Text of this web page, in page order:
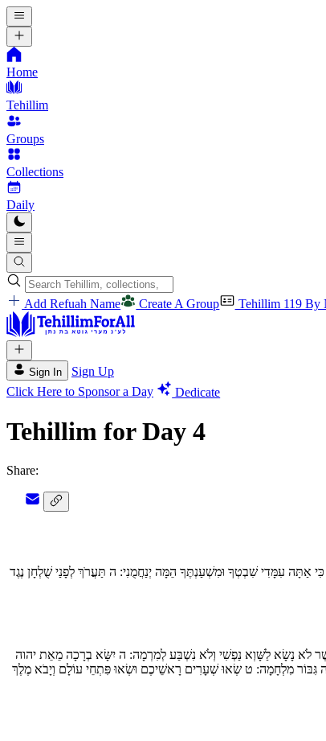
Home
Tehillim
Groups
Collections
Daily
Add Refuah Name Create A Group Tehillim 119 By
Sign In
Sign Up
Click Here to Sponsor a Day
Dedicate
Tehillim for Day 4
Share:
אַתָּה עִמָּדִי שִׁבְטְךָ וּמִשְׁעַנְתֶּךָ הֵמָּה יְנַחֲמֻנִי: ה תַּעֲרֹךְ לְפָנַי שֻׁלְחָן נֶגֶד
לֹא נָשָׂא לַשָּׁוְא נַפְשִׁי וְלֹא נִשְׁבַּע לְמִרְמָה: ה יִשָּׂא בְרָכָה מֵאֵת יהוה
גִּבּוֹר מִלְחָמָה: ט שְׂאוּ שְׁעָרִים רָאשֵׁיכֶם וּשְׂאוּ פִּתְחֵי עוֹלָם וְיָבֹא מֶלֶךְ